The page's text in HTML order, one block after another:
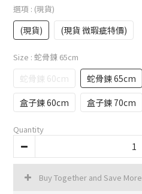
選項 : (現貨)
(現貨) (現貨 微瑕疵特價)
Size : 蛇骨鍊 65cm
蛇骨鍊 60cm 蛇骨鍊 65cm
盒子鍊 60cm
盒子鍊 70cm
Quantity
Buy Together and Save More